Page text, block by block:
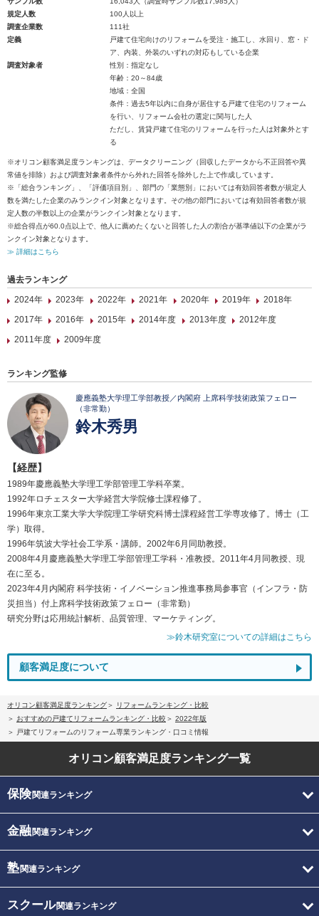
規定人数
100人以上
調査企業数
111社
定義
戸建て住宅向けのリフォームを受注・施工し、水回り、窓・ド
ア、内装、外装のいずれの対応もしている企業
調査対象者
性別：指定なし
年齢：20～84歳
地域：全国
条件：過去5年以内に自身が居住する戸建て住宅のリフォーム
を行い、リフォーム会社の選定に関与した人
ただし、賃貸戸建て住宅のリフォームを行った人は対象外とす
る
※オリコン顧客満足度ランキングは、データクリーニング（回収したデータから不正回答や異
常値を排除）および調査対象者条件から外れた回答を除外した上で作成しています。
※「総合ランキング」、「評価項目別」、部門の「業態別」においては有効回答者数が規定人
数を満たした企業のみランクイン対象となります。その他の部門においては有効回答者数が規
定人数の半数以上の企業がランクイン対象となります。
※総合得点が60.0点以上で、他人に薦めたくないと回答した人の割合が基準値以下の企業がラ
ンクイン対象となります。
≫ 詳細はこちら
過去ランキング
2024年
2023年 2022年 2021年 2020年 2019年
2018年
2017年
2016年 2015年 2014年度 2013年度
2012年度
2011年度
2009年度
ランキング監修
慶應義塾大学理工学部教授／内閣府 上席科学技術政策フェロー
（非常勤）
鈴木秀男
【経歴】
1989年慶應義塾大学理工学部管理工学科卒業。
1992年ロチェスター大学経営大学院修士課程修了。
1996年東京工業大学大学院理工学研究科博士課程経営工学専攻修了。博士（工
学）取得。
1996年筑波大学社会工学系・講師。2002年6月同助教授。
2008年4月慶應義塾大学理工学部管理工学科・准教授。2011年4月同教授、現
在に至る。
2023年4月内閣府 科学技術・イノベーション推進事務局参事官（インフラ・防
災担当）付上席科学技術政策フェロー（非常勤）
研究分野は応用統計解析、品質管理、マーケティング。
≫鈴木研究室についての詳細はこちら
顧客満足度について
オリコン顧客満足度ランキング
リフォームランキング・比較
おすすめの戸建てリフォームランキング・比較
2022年版
戸建てリフォームのリフォーム専業ランキング・口コミ情報
オリコン顧客満足度ランキング一覧
保険関連ランキング
金融関連ランキング
塾関連ランキング
スクール関連ランキング